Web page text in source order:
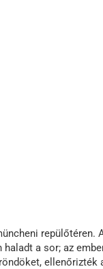
repülőtéren.
a sor; az
ellenőrizték